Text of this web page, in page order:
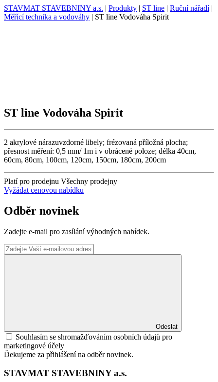
STAVMAT STAVEBNINY a.s. | Produkty | ST line | Ruční nářadí|
Měřící technika a vodováhy | ST line Vodováha Spirit
ST line Vodováha Spirit
2 akrylové nárazuvzdorné libely; frézovaná příložná plocha;
přesnost měření: 0,5 mm/ 1m i v obrácené poloze; délka 40cm,
60cm, 80cm, 100cm, 120cm, 150cm, 180cm, 200cm
Platí pro prodejnu Všechny prodejny
Vyžádat cenovou nabídku
Odběr novinek
Zadejte e-mail pro zasílání výhodných nabídek.
Odeslat
Souhlasím se shromažďováním osobních údajů pro
marketingové účely
Ďekujeme za přihlášení na odběr novinek.
STAVMAT STAVEBNINY a.s.